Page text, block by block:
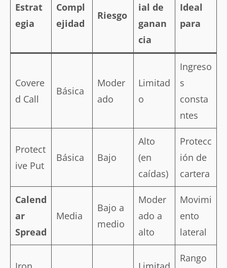
Estrat
egia
Compl
ejidad
Riesgo
ial de
ganan
cia
Ideal
para
Covere
d Call
Básica
Moder
ado
Limitad
o
Ingreso
s
consta
ntes
Protect
ive Put
Básica Bajo
Alto
(en
caídas)
Protecc
ión de
cartera
Calend
ar
Spread
Media
Bajo a
medio
Moder
ado a
alto
Movimi
ento
lateral
Rango